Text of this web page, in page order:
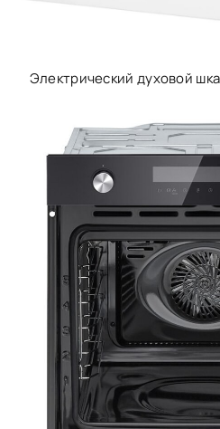
Электрический духовой